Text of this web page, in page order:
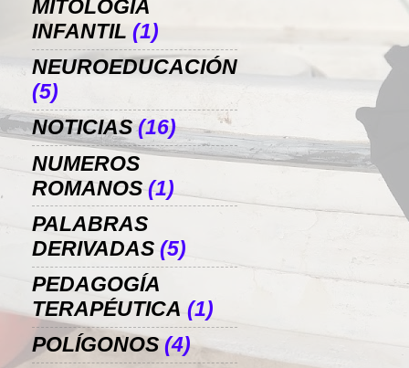
MITOLOGÍA
INFANTIL (1)
NEUROEDUCACIÓN
(5)
NOTICIAS (16)
NUMEROS
ROMANOS (1)
PALABRAS
DERIVADAS (5)
PEDAGOGÍA
TERAPÉUTICA (1)
POLÍGONOS (4)